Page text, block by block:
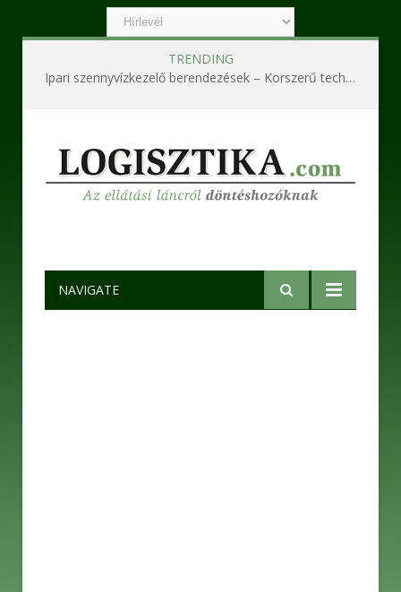
TRENDING
Ipari szennyvízkezelő berendezések – Korszerű technológiák a hatékony és fenntartható működésért
NAVIGATE